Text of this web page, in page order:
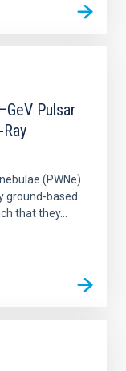
Pulsar
(PWNe)
ground-based
that they...